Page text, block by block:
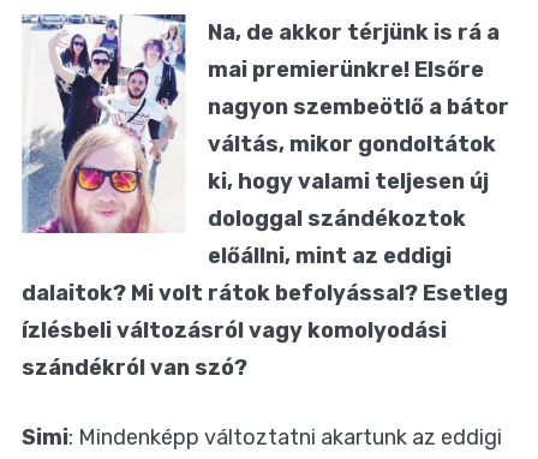
Na, de akkor térjünk is rá a
mai premierünkre! Elsőre
nagyon szembeötlő a bátor
váltás, mikor gondoltátok
ki, hogy valami teljesen új
dologgal szándékoztok
előállni, mint az eddigi
dalaitok? Mi volt rátok befolyással? Esetleg
ízlésbeli változásról vagy komolyodási
szándékról van szó?
Simi: Mindenképp változtatni akartunk az eddigi